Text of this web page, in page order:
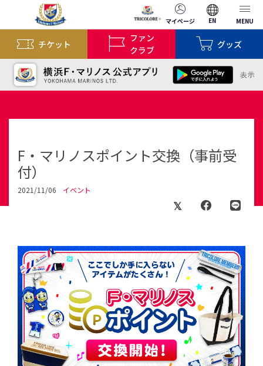
マイページ EN MENU
チケット
ファン
クラブ
グッズ
F・マリノスポイント交換（事前受
付）
2021/11/06 イベント